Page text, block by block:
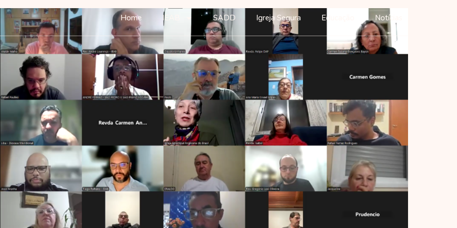
Home IEAB SADD Igreja Segura Educação Notícias